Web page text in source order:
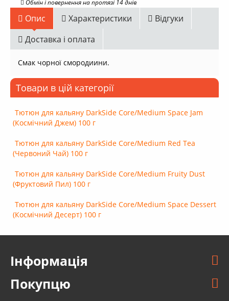
Обмін і повернення на протязі 14 днів
Опис Характеристики
Відгуки
Доставка і оплата
Смак чорної смородиини.
Товари в цій категорії
Тютюн для кальяну DarkSide Core/Medium Space Jam
(Космічний Джем) 100 г
Тютюн для кальяну DarkSide Core/Medium Red Tea
(Червоний Чай) 100 г
Тютюн для кальяну DarkSide Core/Medium Fruity Dust
(Фруктовий Пил) 100 г
Тютюн для кальяну DarkSide Core/Medium Space Dessert
(Космічний Десерт) 100 г
Інформація
Покупцю